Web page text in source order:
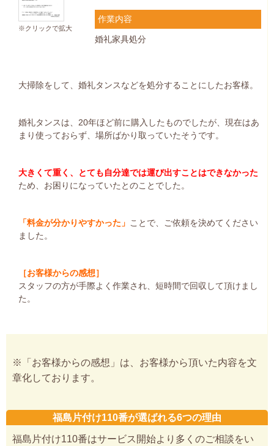
※クリックで拡大
作業内容
婚礼家具処分
大掃除をして、婚礼タンスなどを処分することにしたお客様。
婚礼タンスは、20年ほど前に購入したものでしたが、現在はあ
まり使っておらず、場所ばかり取っていたそうです。
大きくて重く、とても自分達では運び出すことはできなかった
ため、お困りになっていたとのことでした。
「料金が分かりやすかった」 ことで、ご依頼を決めてください
ました。
［お客様からの感想］
スタッフの方が手際よく作業され、短時間で回収して頂けまし
た。
※「お客様からの感想」は、お客様から頂いた内容を文
章化しております。
福島片付け110番が選ばれる6つの理由
福島片付け110番はサービス開始より多くのご相談をい